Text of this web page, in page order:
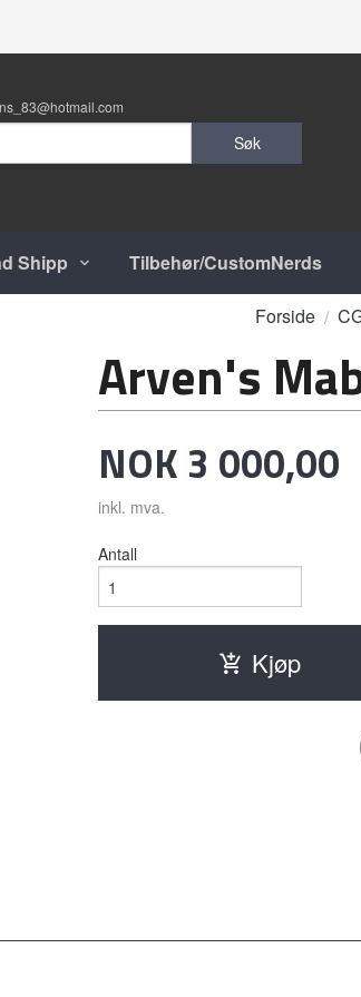
Søk
Shipp Tilbehør/CustomNerds
Forside
Arven's
Pris
NOK 3 000,00
inkl. mva.
Antall
Kjøp